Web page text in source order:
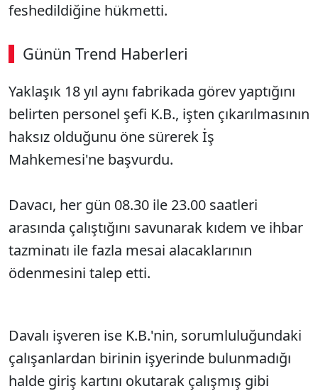
feshedildiğine hükmetti.
Günün Trend Haberleri
00:02 / 08:06
Sesi Aç
Yaklaşık 18 yıl aynı fabrikada görev yaptığını
belirten personel şefi K.B., işten çıkarılmasının
haksız olduğunu öne sürerek İş
Mahkemesi'ne başvurdu.
Davacı, her gün 08.30 ile 23.00 saatleri
arasında çalıştığını savunarak kıdem ve ihbar
tazminatı ile fazla mesai alacaklarının
ödenmesini talep etti.
Davalı işveren ise K.B.'nin, sorumluluğundaki
çalışanlardan birinin işyerinde bulunmadığı
halde giriş kartını okutarak çalışmış gibi